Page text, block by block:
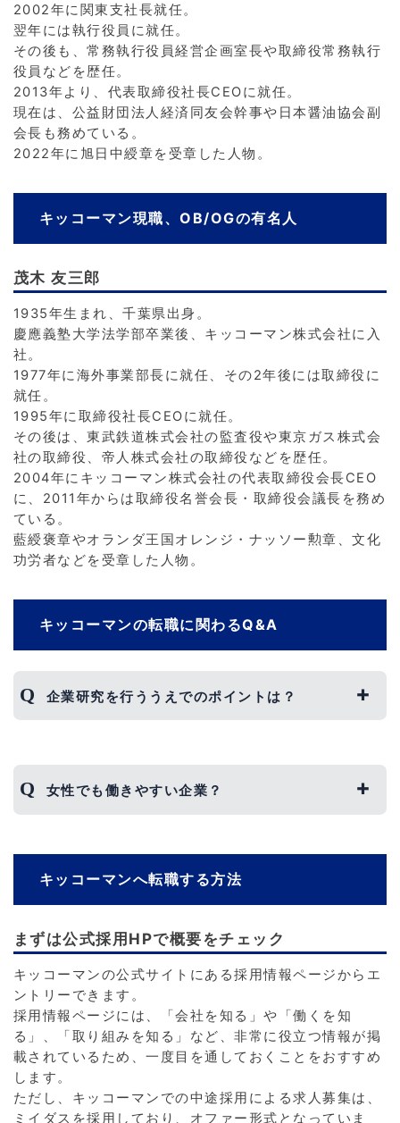
2002年に関東支社長就任。
翌年には執行役員に就任。
その後も、常務執行役員経営企画室長や取締役常務執行
役員などを歴任。
2013年より、代表取締役社長CEOに就任。
現在は、公益財団法人経済同友会幹事や日本醤油協会副
会長も務めている。
2022年に旭日中綬章を受章した人物。
キッコーマン現職、OB/OGの有名人
茂木 友三郎
1935年生まれ、千葉県出身。
慶應義塾大学法学部卒業後、キッコーマン株式会社に入
社。
1977年に海外事業部長に就任、その2年後には取締役に
就任。
1995年に取締役社長CEOに就任。
その後は、東武鉄道株式会社の監査役や東京ガス株式会
社の取締役、帝人株式会社の取締役などを歴任。
2004年にキッコーマン株式会社の代表取締役会長CEO
に、2011年からは取締役名誉会長・取締役会議長を務め
ている。
藍綬褒章やオランダ王国オレンジ・ナッソー勲章、文化
功労者などを受章した人物。
キッコーマンの転職に関わるQ&A
企業研究を行ううえでのポイントは？
です。
そのため、キッコーマンだけでなく、競合他社の
キッコーマンにしかない強みや特徴を把握してお
くことで、志望動機を作成する際に役立てること
女性でも働きやすい企業？
り、仕事に対する評価制度に男女差別はありませ
ん。
そのため、女性でも正当な評価を得ることがで
き、出世を目指すこともできます。
また、産休や育休も用意されており、気兼ねなく
取得している女性社員もいるため、ライフイベン
トの際でも安心でしょう。
キッコーマンへ転職する方法
まずは公式採用HPで概要をチェック
キッコーマンの公式サイトにある採用情報ページからエ
ントリーできます。
採用情報ページには、「会社を知る」や「働くを知
る」、「取り組みを知る」など、非常に役立つ情報が掲
載されているため、一度目を通しておくことをおすすめ
します。
ただし、キッコーマンでの中途採用による求人募集は、
ミイダスを採用しており、オファー形式となっていま